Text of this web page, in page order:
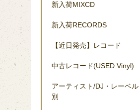
新入荷MIXCD
新入荷RECORDS
【近日発売】レコード
中古レコード(USED Vinyl)
アーティスト/DJ・レーベル
別